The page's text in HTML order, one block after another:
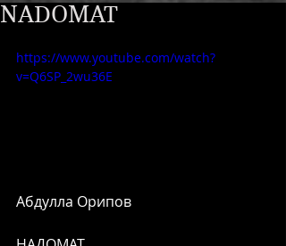
NADOMAT
https://www.youtube.com/watch?
v=Q6SP_2wu36E
Абдулла Орипов